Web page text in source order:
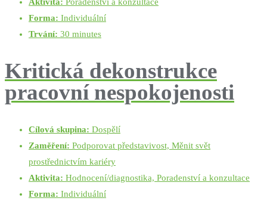
Forma: Individuální
Trvání: 30 minutes
Kritická dekonstrukce
pracovní nespokojenosti
Cílová skupina: Dospělí
Zaměření: Podporovat představivost, Měnit svět
prostřednictvím kariéry
Aktivita: Hodnocení/diagnostika, Poradenství a konzultace
Forma: Individuální